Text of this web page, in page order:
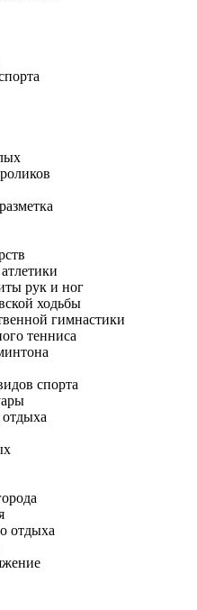
рук и ног
ходьбы
гимнастики
тенниса
спорта
отдыха